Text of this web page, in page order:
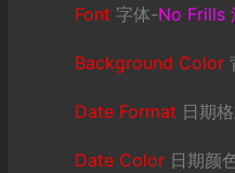
Font 字体-No Frills
Background Color
Date Format 日期
Date Color日期颜